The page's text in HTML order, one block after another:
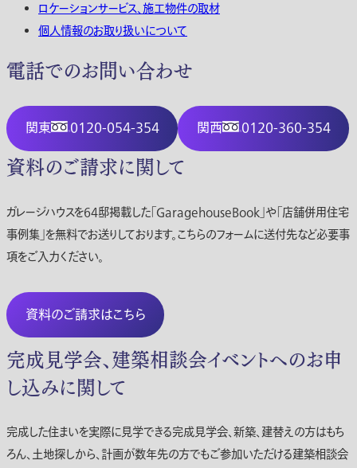
ロケーションサービス、施工物件の取材
個人情報のお取り扱いについて
電話でのお問い合わせ
関東 0120-054-354 関西 0120-360-354
資料のご請求に関して
ガレージハウスを64邸掲載した「GaragehouseBook」や「店舗併用住宅
事例集」を無料でお送りしております。こちらのフォームに送付先など必要事
項をご入力ください。
資料のご請求はこちら
完成見学会、建築相談会イベントへのお申
し込みに関して
完成した住まいを実際に見学できる完成見学会、新築、建替えの方はもち
ろん、土地探しから、計画が数年先の方でもご参加いただける建築相談会